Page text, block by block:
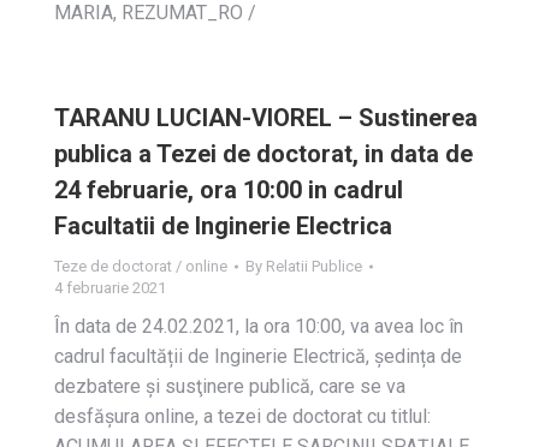
MARIA, REZUMAT_RO /
TARANU LUCIAN-VIOREL – Sustinerea
publica a Tezei de doctorat, in data de
24 februarie, ora 10:00 in cadrul
Facultatii de Inginerie Electrica
Teze de doctorat / online By Relatii Publice
4 februarie 2021
În data de 24.02.2021, la ora 10:00, va avea loc în
cadrul facultății de Inginerie Electrică, ședința de
dezbatere și susţinere publică, care se va
desfășura online, a tezei de doctorat cu titlul: